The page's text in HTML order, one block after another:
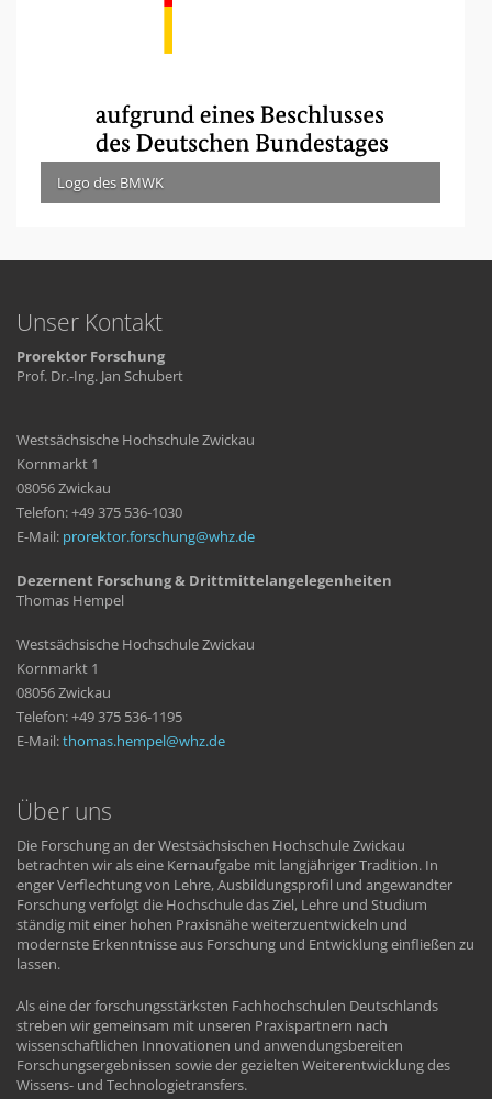
Logo des BMWK
Unser Kontakt
Prorektor Forschung
Prof. Dr.-Ing. Jan Schubert
Westsächsische Hochschule Zwickau
Kornmarkt 1
08056 Zwickau
Telefon: +49 375 536-1030
E-Mail: prorektor.forschung whzde
Dezernent Forschung & Drittmittelangelegenheiten
Thomas Hempel
Westsächsische Hochschule Zwickau
Kornmarkt 1
08056 Zwickau
Telefon: +49 375 536-1195
E-Mail:thomas.hempel whzde
Über uns
Die Forschung an der Westsächsischen Hochschule Zwickau
betrachten wir als eine Kernaufgabe mit langjähriger Tradition. In
enger Verflechtung von Lehre, Ausbildungsprofil und angewandter
Forschung verfolgt die Hochschule das Ziel, Lehre und Studium
ständig mit einer hohen Praxisnähe weiterzuentwickeln und
modernste Erkenntnisse aus Forschung und Entwicklung einfließen zu
lassen.
Als eine der forschungsstärksten Fachhochschulen Deutschlands
streben wir gemeinsam mit unseren Praxispartnern nach
wissenschaftlichen Innovationen und anwendungsbereiten
Forschungsergebnissen sowie der gezielten Weiterentwicklung des
Wissens- und Technologietransfers.